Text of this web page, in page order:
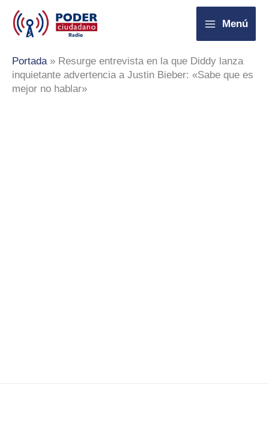
contenido
Menú
Portada» Resurge entrevista en la que Diddy lanza
inquietante advertencia a Justin Bieber: «Sabe que es
mejor no hablar»